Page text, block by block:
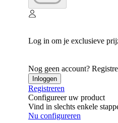
Log in om je exclusieve
Nog geen account?
Inloggen
Registreren
Configureer uw product
Vind in slechts enkele
Nu configureren